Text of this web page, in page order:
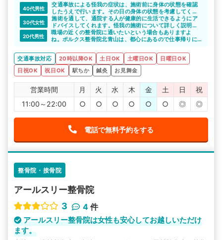
40代男性
交通事故による怪我の症状は、施術前に身体の状態を確認
したうえで行います。その日の身体の状態を考慮してくれ
るのは嬉しいですよね。
30代女性
施術を通して、通院する人が健康的に生活できるようにア
ドバイスしてくれます。怪我の施術について詳しく説明し
てくれるので、安心して通院できますね。
20代男性
職場の近くの整骨院に通いたいという場合もありますよ
ね。ポルクス整骨院北青山は、都心にあるので仕事帰りに
理なく自分のペースで通い続けられると思います。
交通事故対応 20時以降OK 土日OK 土曜日OK
日曜日OK
日祝OK
祝日OK 駅ちか 鍼灸 お見舞金
営業時間 月 火 水 木 金 土 日
祝
11:00～22:00
○ ○ ○ ○ ○ ○ ◎ ◎
電話で無料予約をする
整骨院・接骨院
アールスリー整骨院
3
4 件
アールスリー整骨院は女性も安心してお越しいただけ
ます。